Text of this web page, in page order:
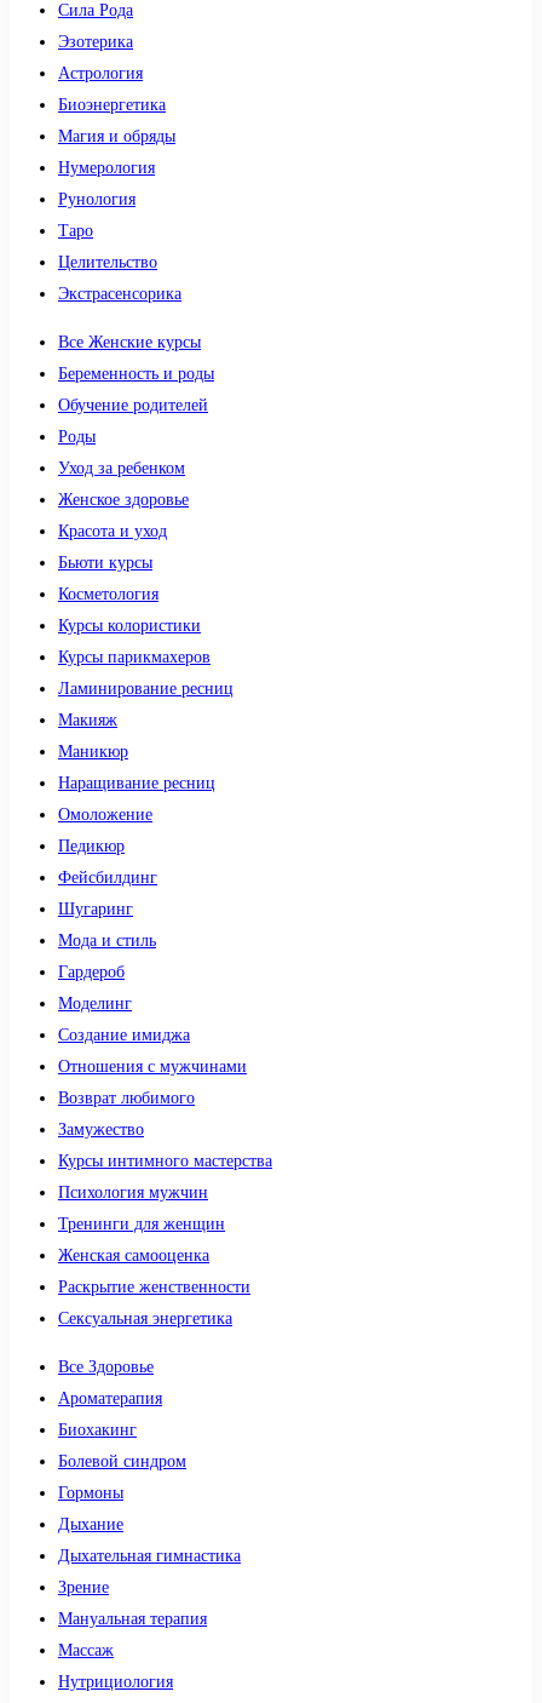
Сила Рода
Эзотерика
Астрология
Биоэнергетика
Магия и обряды
Нумерология
Рунология
Таро
Целительство
Экстрасенсорика
Все Женские курсы
Беременность и роды
Обучение родителей
Роды
Уход за ребенком
Женское здоровье
Красота и уход
Бьюти курсы
Косметология
Курсы колористики
Курсы парикмахеров
Ламинирование ресниц
Макияж
Маникюр
Наращивание ресниц
Омоложение
Педикюр
Фейсбилдинг
Шугаринг
Мода и стиль
Гардероб
Моделинг
Создание имиджа
Отношения с мужчинами
Возврат любимого
Замужество
Курсы интимного мастерства
Психология мужчин
Тренинги для женщин
Женская самооценка
Раскрытие женственности
Сексуальная энергетика
Все Здоровье
Ароматерапия
Биохакинг
Болевой синдром
Гормоны
Дыхание
Дыхательная гимнастика
Зрение
Мануальная терапия
Массаж
Нутрициология